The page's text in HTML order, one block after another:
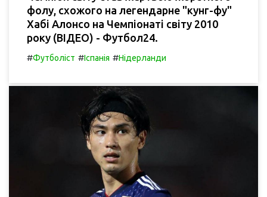
фолу, схожого на легендарне "кунг-фу"
Хабі Алонсо на Чемпіонаті світу 2010
року (ВІДЕО) - Футбол24.
#Футболіст #Іспанія #Нідерланди